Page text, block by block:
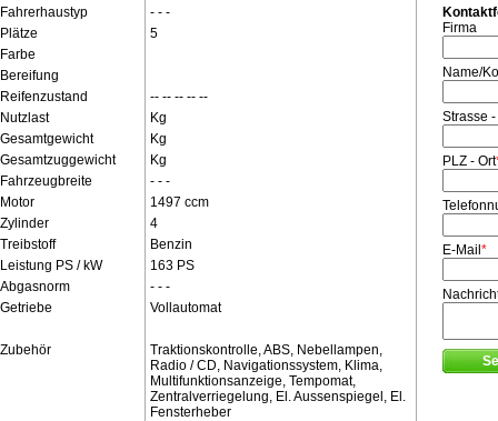
Fahrerhaustyp
- - -
Plätze
5
Farbe
Bereifung
Reifenzustand
-- -- -- -- --
Nutzlast
Kg
Gesamtgewicht
Kg
Gesamtzuggewicht
Kg
Fahrzeugbreite
- - -
Motor
1497 ccm
Zylinder
4
Treibstoff
Benzin
Leistung PS / kW
163 PS
Abgasnorm
- - -
Getriebe
Vollautomat
Zubehör
Traktionskontrolle, ABS, Nebellampen,
Radio / CD, Navigationssystem, Klima,
Multifunktionsanzeige, Tempomat,
Zentralverriegelung, El. Aussenspiegel, El.
Fensterheber
Firma
Name/
Strasse -
PLZ - Ort
E-Mail *